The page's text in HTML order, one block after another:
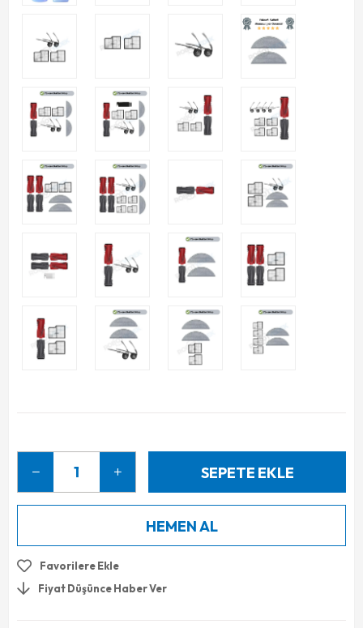
Favorilere Ekle
Fiyat Düşünce Haber Ver